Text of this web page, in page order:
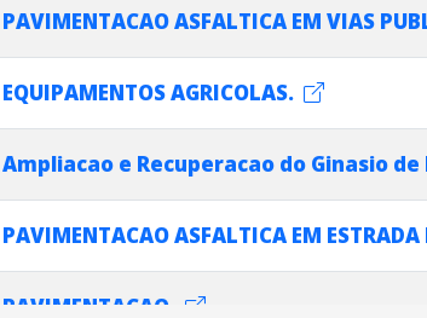
EQUIPAMENTOS AGRICOLAS.
PAVIMENTACAO.